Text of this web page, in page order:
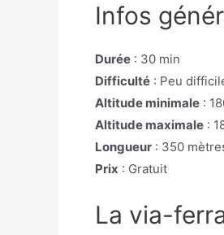
Infos
Durée : 30 min
Difficulté : Peu
Altitude minimale :
Altitude maximale :
Longueur : 350
Prix : Gratuit
La via-